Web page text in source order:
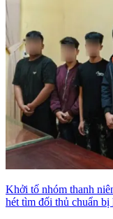
Khởi tố nhóm thanh
hét tìm đối thủ chuẩn bị